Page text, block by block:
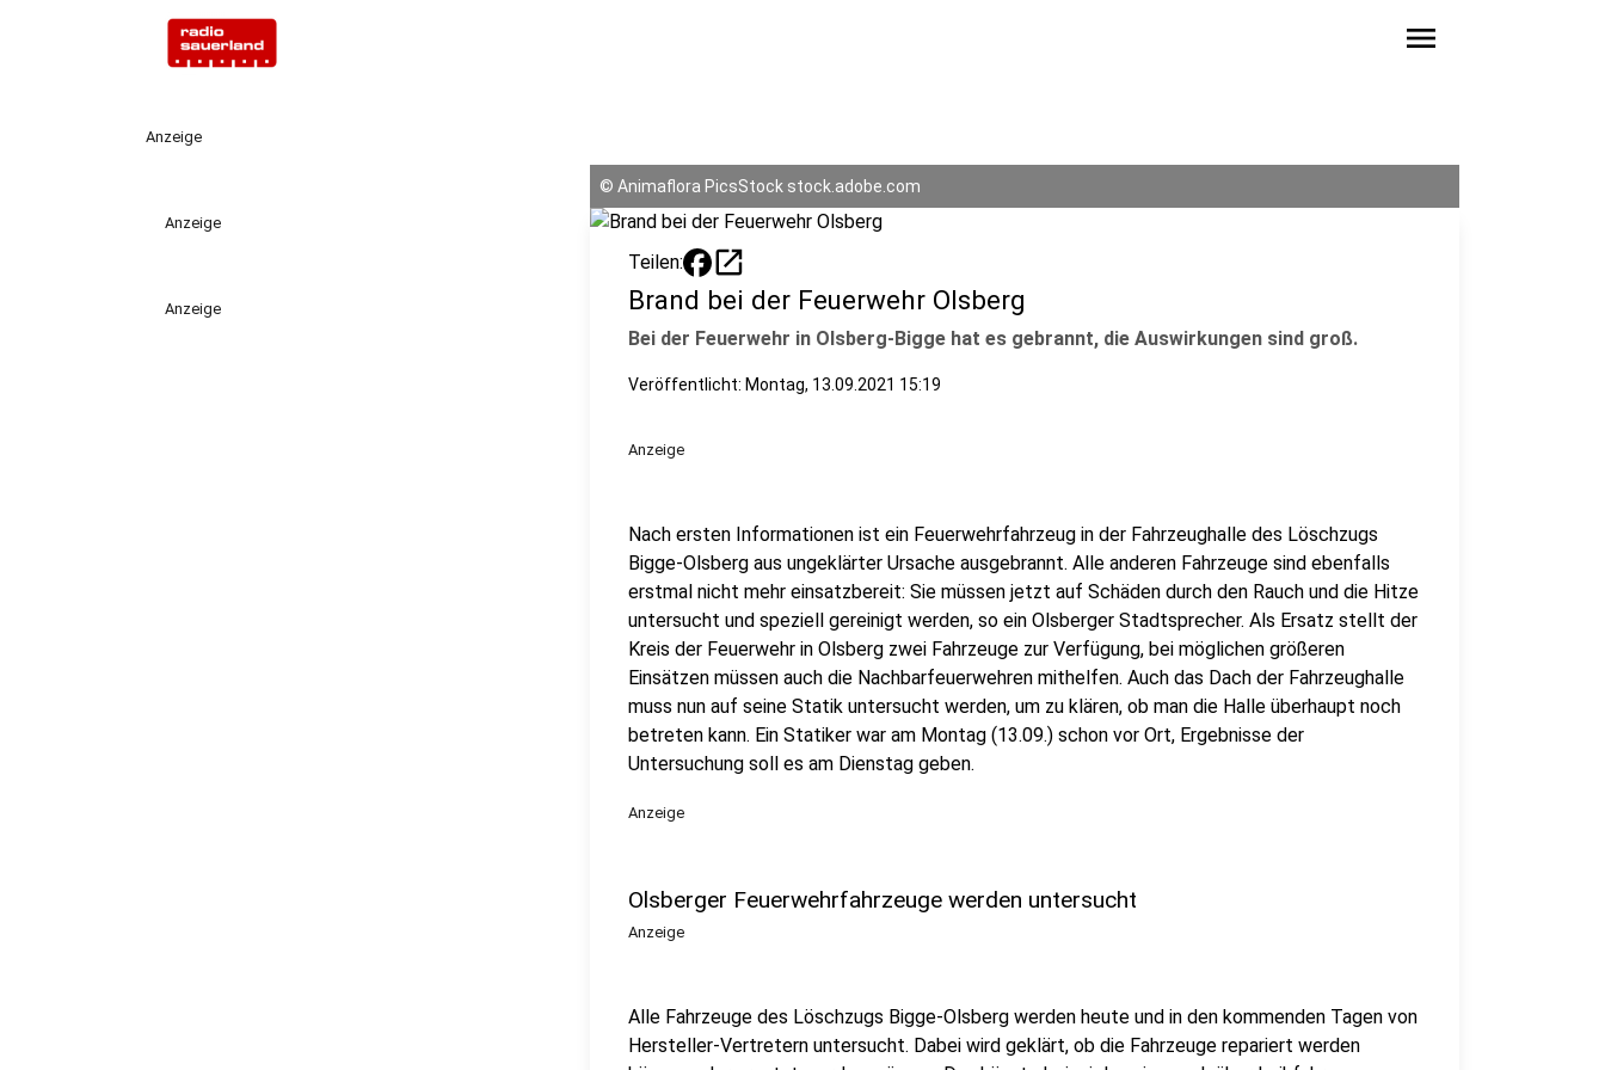
menu
Anzeige
Anzeige
Anzeige
© Animaflora PicsStock stock.adobe.com
Teilen: open_in_new
Brand bei der Feuerwehr Olsberg
Bei der Feuerwehr in Olsberg-Bigge hat es gebrannt, die Auswirkungen sind groß.
Veröffentlicht: Montag, 13.09.2021 15:19
Anzeige
Nach ersten Informationen ist ein Feuerwehrfahrzeug in der Fahrzeughalle des Löschzugs
Bigge-Olsberg aus ungeklärter Ursache ausgebrannt. Alle anderen Fahrzeuge sind ebenfalls
erstmal nicht mehr einsatzbereit: Sie müssen jetzt auf Schäden durch den Rauch und die Hitze
untersucht und speziell gereinigt werden, so ein Olsberger Stadtsprecher. Als Ersatz stellt der
Kreis der Feuerwehr in Olsberg zwei Fahrzeuge zur Verfügung, bei möglichen größeren
Einsätzen müssen auch die Nachbarfeuerwehren mithelfen. Auch das Dach der Fahrzeughalle
muss nun auf seine Statik untersucht werden, um zu klären, ob man die Halle überhaupt noch
betreten kann. Ein Statiker war am Montag (13.09.) schon vor Ort, Ergebnisse der
Untersuchung soll es am Dienstag geben.
Anzeige
Olsberger Feuerwehrfahrzeuge werden untersucht
Anzeige
Alle Fahrzeuge des Löschzugs Bigge-Olsberg werden heute und in den kommenden Tagen von
Hersteller-Vertretern untersucht. Dabei wird geklärt, ob die Fahrzeuge repariert werden